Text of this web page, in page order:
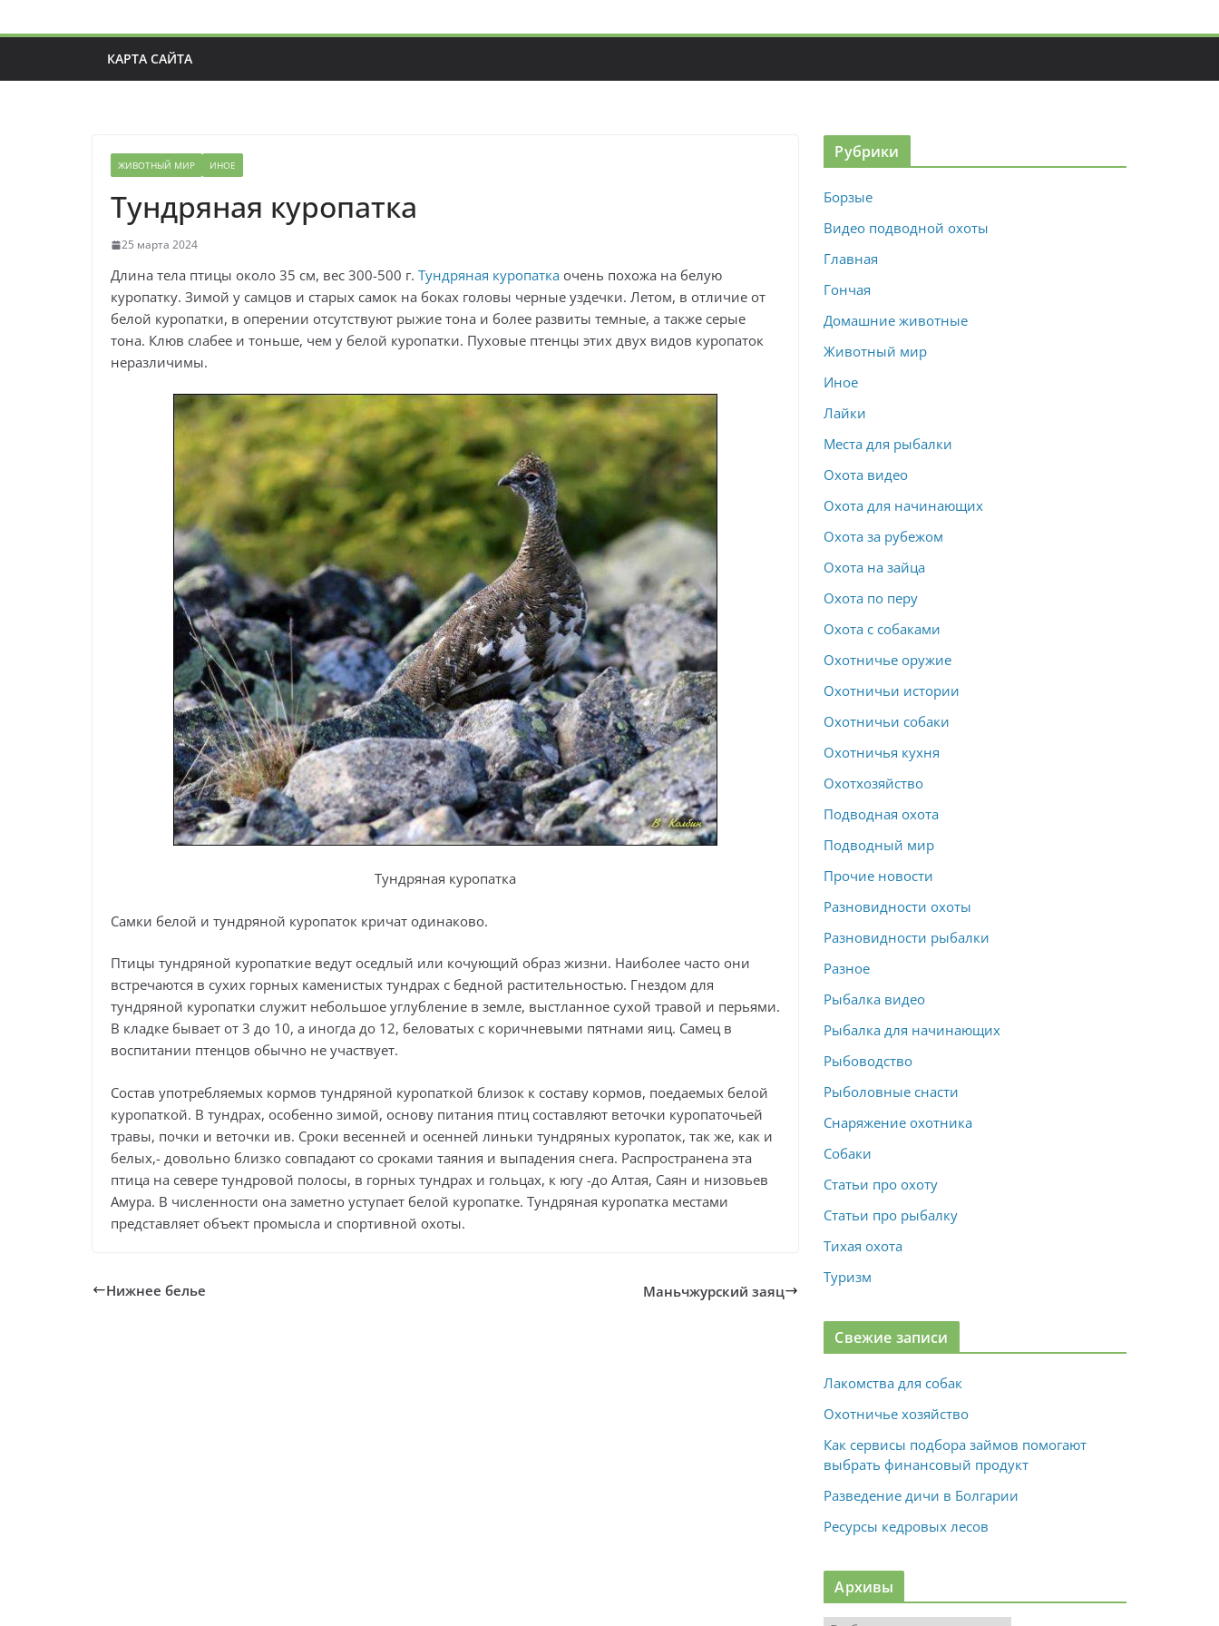
КАРТА САЙТА
ЖИВОТНЫЙ МИР ИНОЕ
Тундряная куропатка
25 марта 2024
Длина тела птицы около 35 см, вес 300-500 г. Тундряная куропатка очень похожа на белую
куропатку. Зимой у самцов и старых самок на боках головы черные уздечки. Летом, в отличие от
белой куропатки, в оперении отсутствуют рыжие тона и более развиты темные, а также серые
тона. Клюв слабее и тоньше, чем у белой куропатки. Пуховые птенцы этих двух видов куропаток
неразличимы.
Тундряная куропатка
Самки белой и тундряной куропаток кричат одинаково.
Птицы тундряной куропаткие ведут оседлый или кочующий образ жизни. Наиболее часто они
встречаются в сухих горных каменистых тундрах с бедной растительностью. Гнездом для
тундряной куропатки служит небольшое углубление в земле, выстланное сухой травой и перьями.
В кладке бывает от 3 до 10, а иногда до 12, беловатых с коричневыми пятнами яиц. Самец в
воспитании птенцов обычно не участвует.
Состав употребляемых кормов тундряной куропаткой близок к составу кормов, поедаемых белой
куропаткой. В тундрах, особенно зимой, основу питания птиц составляют веточки куропаточьей
травы, почки и веточки ив. Сроки весенней и осенней линьки тундряных куропаток, так же, как и
белых,- довольно близко совпадают со сроками таяния и выпадения снега. Распространена эта
птица на севере тундровой полосы, в горных тундрах и гольцах, к югу -до Алтая, Саян и низовьев
Амура. В численности она заметно уступает белой куропатке. Тундряная куропатка местами
представляет объект промысла и спортивной охоты.
Нижнее белье Маньчжурский заяц
Рубрики
Борзые
Видео подводной охоты
Главная
Гончая
Домашние животные
Животный мир
Иное
Лайки
Места для рыбалки
Охота видео
Охота для начинающих
Охота за рубежом
Охота на зайца
Охота по перу
Охота с собаками
Охотничье оружие
Охотничьи истории
Охотничьи собаки
Охотничья кухня
Охотхозяйство
Подводная охота
Подводный мир
Прочие новости
Разновидности охоты
Разновидности рыбалки
Разное
Рыбалка видео
Рыбалка для начинающих
Рыбоводство
Рыболовные снасти
Снаряжение охотника
Собаки
Статьи про охоту
Статьи про рыбалку
Тихая охота
Туризм
Свежие записи
Лакомства для собак
Охотничье хозяйство
Как сервисы подбора займов помогают
выбрать финансовый продукт
Разведение дичи в Болгарии
Ресурсы кедровых лесов
Архивы